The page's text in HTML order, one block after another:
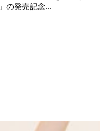
の発売記念...